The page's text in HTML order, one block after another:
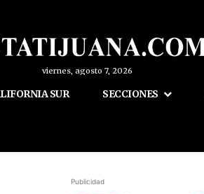
viernes, agosto 7, 2026
SUR SECCIONES
Publicidad